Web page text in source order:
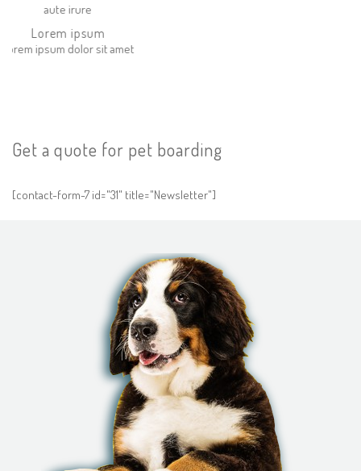
Lorem ipsum dolor sit amet
Get a quote for pet boarding
[contact-form-7 id="31" title="Newsletter"]